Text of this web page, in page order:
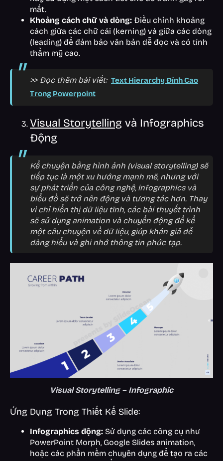
mắt.
Khoảng cách chữ và dòng: Điều chỉnh khoảng
cách giữa các chữ cái (kerning) và giữa các dòng
(leading) để đảm bảo văn bản dễ đọc và có tính
thẩm mỹ cao.
>> Đọc thêm bài viết: Text Hierarchy Đỉnh Cao
Trong Powerpoint
Visual Storytelling và Infographics
Động
Kể chuyện bằng hình ảnh (visual storytelling) sẽ
tiếp tục là một xu hướng mạnh mẽ, nhưng với
sự phát triển của công nghệ, infographics và
biểu đồ sẽ trở nên động và tương tác hơn. Thay
vì chỉ hiển thị dữ liệu tĩnh, các bài thuyết trình
sẽ sử dụng animation và chuyển động để kể
một câu chuyện về dữ liệu, giúp khán giả dễ
dàng hiểu và ghi nhớ thông tin phức tạp.
Visual Storytelling – Infographic
Ứng Dụng Trong Thiết Kế Slide:
Infographics động: Sử dụng các công cụ như
PowerPoint Morph, Google Slides animation,
hoặc các phần mềm chuyên dụng để tạo ra các